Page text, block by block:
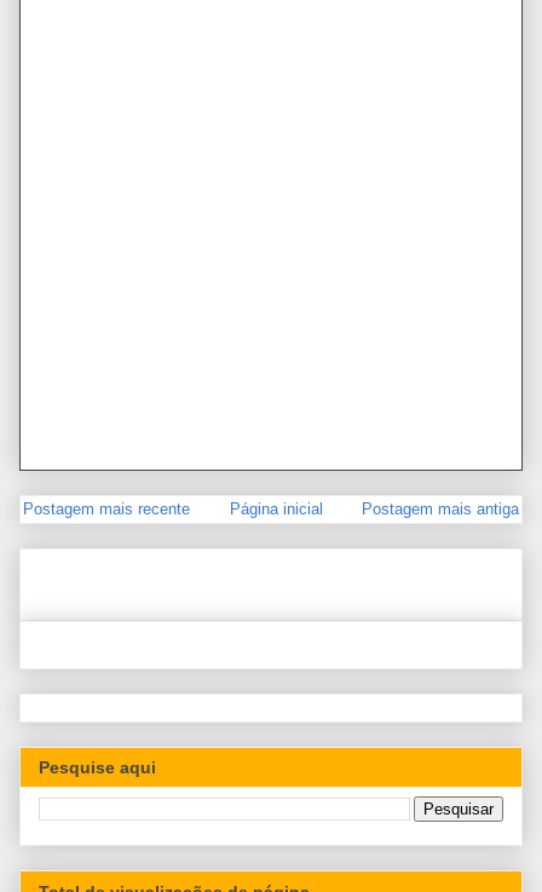
Postagem mais recente Postagem mais antiga
Página inicial
Pesquise aqui